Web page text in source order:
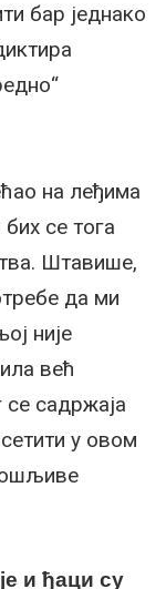
бар једнако
на леђима
се тога
Штавише,
да ми
није
већ
се садржаја
у овом
и ђаци су